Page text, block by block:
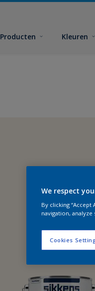
Producten Kleuren
We respect
By clicking
navigation,
Cookies